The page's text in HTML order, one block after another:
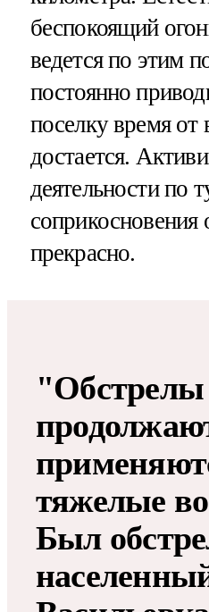
беспокоящий
ведется по этим
постоянно
поселку время от
достается.
деятельности по
соприкосновения
прекрасно.
"Обстрелы
тяжелые
Был